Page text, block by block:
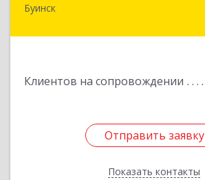
Буинск
Клиентов на сопровождении
Отправить заявку
Показать контакты
Отправить заявку
Назад